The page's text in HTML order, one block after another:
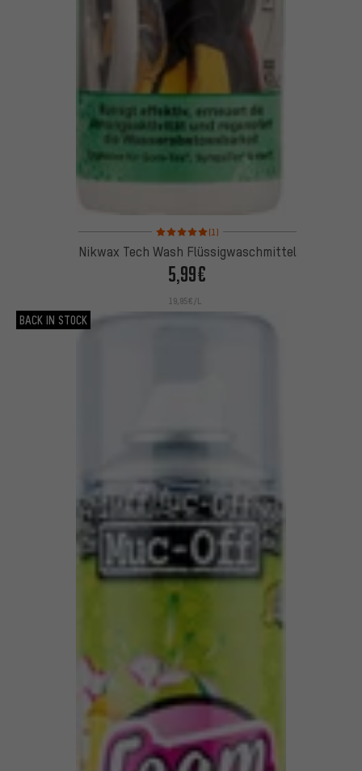
Bewertungen: 5 von 5 basierend auf 1
(1)
Nikwax Tech Wash Flüssigwaschmittel
5,99€
19,95€/L
BACK IN STOCK